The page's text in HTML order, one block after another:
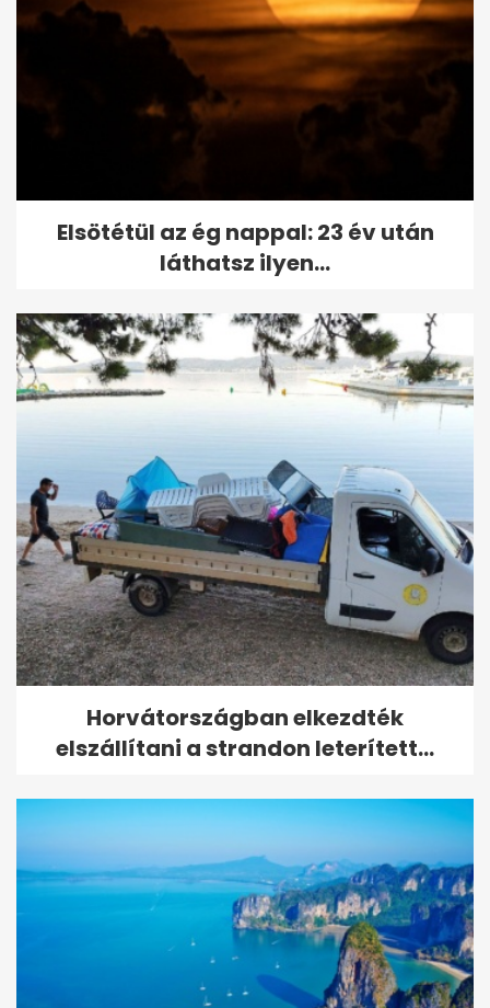
Elsötétül az ég nappal: 23 év után
láthatsz ilyen...
Horvátországban elkezdték
elszállítani a strandon leterített...